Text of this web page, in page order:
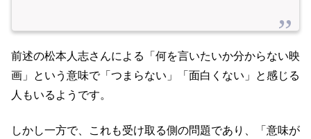
前述の松本人志さんによる「何を言いたいか分からない映
画」という意味で「つまらない」「面白くない」と感じる
人もいるようです。
しかし一方で、これも受け取る側の問題であり、「意味が